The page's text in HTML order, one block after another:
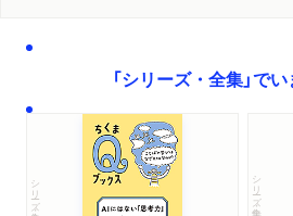
「シリーズ・全集」で
シリーズ・全集 シリーズ・全集